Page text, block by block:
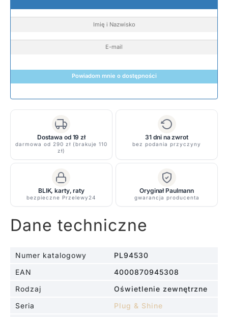
Powiadom mnie o dostępności
Dostawa od 19 zł
darmowa od 290 zł (brakuje 110
zł)
31 dni na zwrot
bez podania przyczyny
BLIK, karty, raty
bezpieczne Przelewy24
Oryginał Paulmann
gwarancja producenta
Dane techniczne
Numer katalogowy
PL94530
EAN
4000870945308
Rodzaj
Oświetlenie zewnętrzne
Seria
Plug & Shine